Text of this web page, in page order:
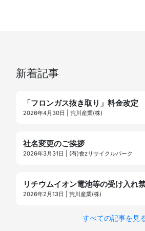
新着記事
「フロンガス抜き取り」料金改定
2026年4月30日 | 荒川産業(株)
社名変更のご挨拶
2026年3月31日 | (有)會zリサイクルパーク
リチウムイオン電池等の受け入れ
2026年2月13日 | 荒川産業(株)
すべての記事を見